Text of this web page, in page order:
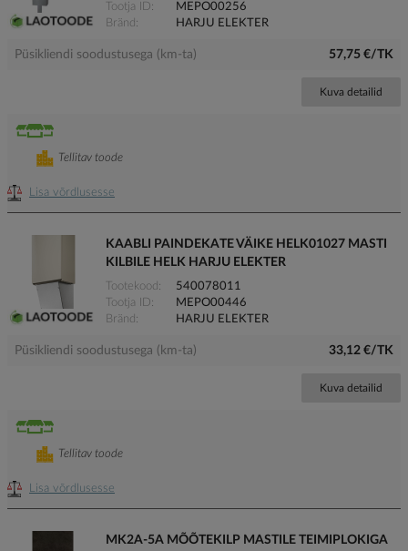
Tootja ID
MEPO00256
Bränd
HARJU ELEKTER
Püsikliendi soodustusega (km-ta) 57,75 €/TK
Kuva detailid
Lisa võrdlusesse
Tellitav toode
KAABLI PAINDEKATE VÄIKE HELK01027 MASTI
KILBILE HELK HARJU ELEKTER
Tootekood
540078011
Tootja ID
MEPO00446
Bränd
HARJU ELEKTER
Püsikliendi soodustusega (km-ta) 33,12 €/TK
Kuva detailid
Lisa võrdlusesse
Tellitav toode
MK2A-5A MÕÕTEKILP MASTILE TEIMIPLOKIGA